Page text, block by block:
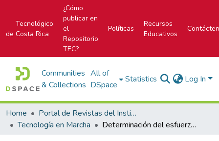
Tecnológico
de Costa Rica
¿Cómo
publicar en
el
Repositorio
TEC?
Políticas
Recursos
Educativos
Communities
& Collections
All of
DSpace
Statistics Log In
Home
Portal de Revistas del Instituto Tecnológico de Costa Rica
Tecnología en Marcha
Determinación del esfuerzo en flexión y el ángulo de rotación en dos tipos de ensambles